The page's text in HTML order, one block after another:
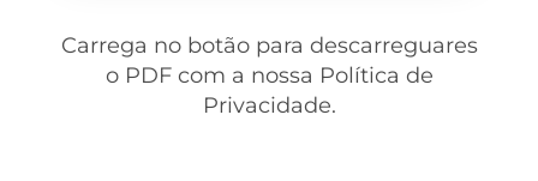
Carrega no botão para descarreguares
o PDF com a nossa Política de
Privacidade.